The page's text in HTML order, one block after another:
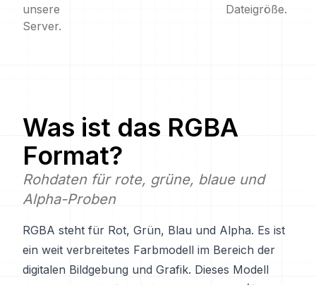
unsere
Server.
Dateigröße.
Was ist das RGBA
Format?
Rohdaten für rote, grüne, blaue und
Alpha-Proben
RGBA steht für Rot, Grün, Blau und Alpha. Es ist
ein weit verbreitetes Farbmodell im Bereich der
digitalen Bildgebung und Grafik. Dieses Modell